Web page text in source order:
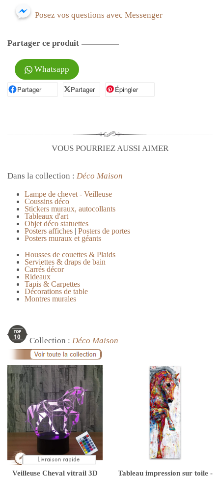
Posez vos questions avec Messenger
Partager ce produit
Whatsapp
PartagerPartager sur Facebook
Partager
Partager sur XÉpinglerÉpingler sur Pinterest
VOUS POURRIEZ AUSSI AIMER
Dans la collection : Déco Maison
Lampe de chevet - Veilleuse
Coussins déco
Stickers muraux, autocollants
Tableaux d'art
Objet déco statuettes
Posters affiches | Posters de portes
Posters muraux et géants
Housses de couettes & Plaids
Serviettes & draps de bain
Carrés décor
Rideaux
Tapis & Carpettes
Décorations de table
Montres murales
Collection : Déco Maison
Veilleuse Cheval vitrail 3D
Tableau impression sur toile -